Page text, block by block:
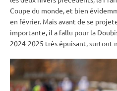
Coupe du monde, et bien
en février. Mais avant de se
importante, il a fallu pour la
2024-2025 très épuisant, surtout